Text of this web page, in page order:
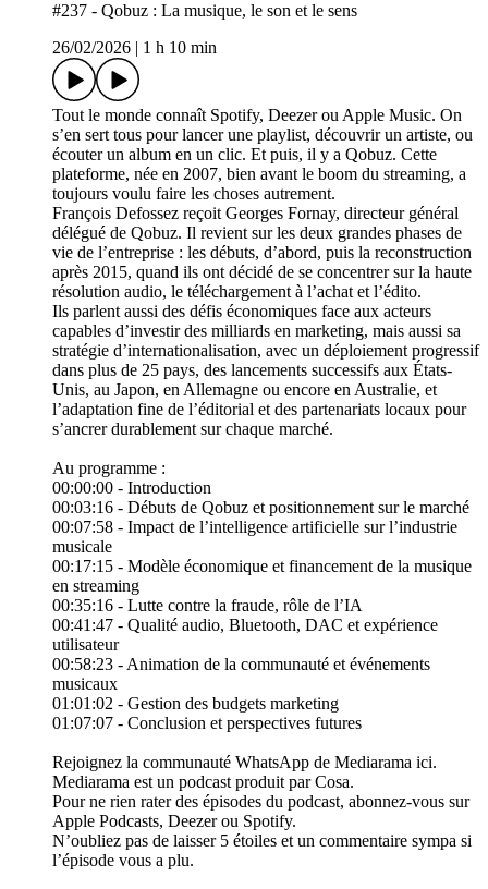
#237 - Qobuz : La musique, le son et le sens
26/02/2026
1 h 10 min
Tout le monde connaît Spotify, Deezer ou Apple Music. On
s’en sert tous pour lancer une playlist, découvrir un artiste, ou
écouter un album en un clic. Et puis, il y a Qobuz. Cette
plateforme, née en 2007, bien avant le boom du streaming, a
toujours voulu faire les choses autrement.
François Defossez reçoit Georges Fornay, directeur général
délégué de Qobuz. Il revient sur les deux grandes phases de
vie de l’entreprise : les débuts, d’abord, puis la reconstruction
après 2015, quand ils ont décidé de se concentrer sur la haute
résolution audio, le téléchargement à l’achat et l’édito.
Ils parlent aussi des défis économiques face aux acteurs
capables d’investir des milliards en marketing, mais aussi sa
stratégie d’internationalisation, avec un déploiement progressif
dans plus de 25 pays, des lancements successifs aux États-
Unis, au Japon, en Allemagne ou encore en Australie, et
l’adaptation fine de l’éditorial et des partenariats locaux pour
s’ancrer durablement sur chaque marché.
Au programme :
00:00:00 - Introduction
00:03:16 - Débuts de Qobuz et positionnement sur le marché
00:07:58 - Impact de l’intelligence artificielle sur l’industrie
musicale
00:17:15 - Modèle économique et financement de la musique
en streaming
00:35:16 - Lutte contre la fraude, rôle de l’IA
00:41:47 - Qualité audio, Bluetooth, DAC et expérience
utilisateur
00:58:23 - Animation de la communauté et événements
musicaux
01:01:02 - Gestion des budgets marketing
01:07:07 - Conclusion et perspectives futures
Rejoignez la communauté WhatsApp de Mediarama ici.
Mediarama est un podcast produit par Cosa.
Pour ne rien rater des épisodes du podcast, abonnez-vous sur
Apple Podcasts, Deezer ou Spotify.
N’oubliez pas de laisser 5 étoiles et un commentaire sympa si
l’épisode vous a plu.